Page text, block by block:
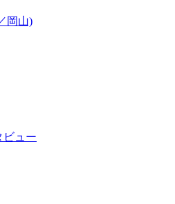
岡山)
ビュー